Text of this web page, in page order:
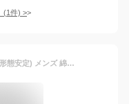
(1件) >
[ドレスコード101] ワイシャツ 長袖 (形態安定) メンズ 綿混素材 定番 面接に最適 フォーマルにも 白シャツ レギュラー ワイド ボタンダウンSHDZ00 ワイドカラー ホワイト 首回り41×裄丈84 (日本サイズL相当)